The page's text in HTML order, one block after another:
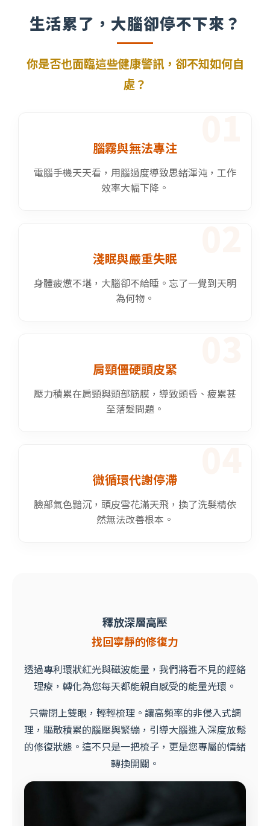
生活累了，大腦卻停不下來？
你是否也面臨這些健康警訊，卻不知如何自
處？
腦霧與無法專注
電腦手機天天看，用腦過度導致思緒渾沌，工作
效率大幅下降。
淺眠與嚴重失眠
身體疲憊不堪，大腦卻不給睡。忘了一覺到天明
為何物。
肩頸僵硬頭皮緊
壓力積累在肩頸與頭部筋膜，導致頭昏、疲累甚
至落髮問題。
微循環代謝停滯
臉部氣色黯沉，頭皮雪花滿天飛，換了洗髮精依
然無法改善根本。
釋放深層高壓
找回寧靜的修復力
透過專利環狀紅光與磁波能量，我們將看不見的經絡
理療，轉化為您每天都能親自感受的能量光環。
只需閉上雙眼，輕輕梳理。讓高頻率的非侵入式調
理，驅散積累的腦壓與緊繃，引導大腦進入深度放鬆
的修復狀態。這不只是一把梳子，更是您專屬的情緒
轉換開關。